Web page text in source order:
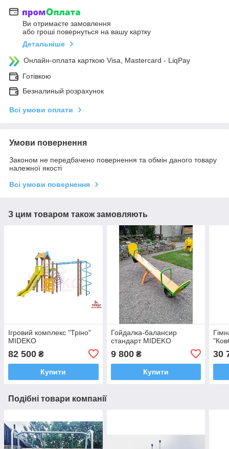
Ви отримаєте замовлення
або гроші повернуться на вашу картку
Детальніше
Онлайн-оплата карткою Visa, Mastercard - LiqPay
Готівкою
Безналиный розрахунок
Всі умови оплати
Умови повернення
Законом не передбачено повернення та обмін даного товару
належної якості
Всі умови повернення
З цим товаром також замовляють
Ігровий комплекс "Тріно"
MIDEKO
82 500 ₴
Купити
Гойдалка-балансир
стандарт MIDEKO
9 800₴
Купити
30
Подібні товари компанії